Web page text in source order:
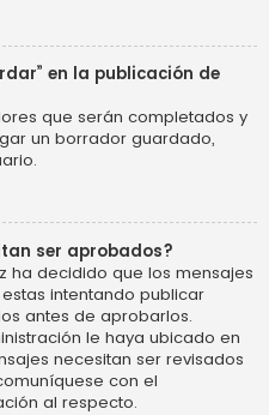
en la publicación de
que serán completados y
un borrador guardado,
ser aprobados?
ha decidido que los mensajes
intentando publicar
antes de aprobarlos.
le haya ubicado en
necesitan ser revisados
con el
al respecto.